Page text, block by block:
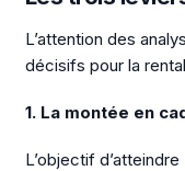
L’attention des
décisifs pour la
1. La montée en
L’objectif